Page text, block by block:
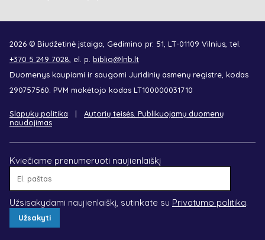
2026 © Biudžetinė įstaiga, Gedimino pr. 51, LT-01109 Vilnius, tel.
+370 5 249 7028, el. p. biblio@lnb.lt
Duomenys kaupiami ir saugomi Juridinių asmenų registre, kodas
290757560. PVM mokėtojo kodas LT100000031710
Slapukų politika
Autorių teisės. Publikuojamų duomenų
naudojimas
Kviečiame prenumeruoti naujienlaiškį
Užsisakydami naujienlaiškį, sutinkate su Privatumo politika.